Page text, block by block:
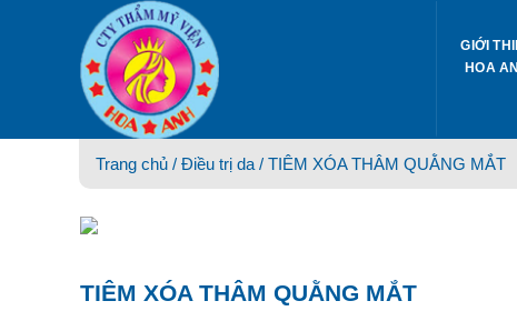
GIỚI
HOA
Trang chủ / Điều trị da/ TIÊM XÓA THÂM QUẰNG MẮT
TIÊM XÓA THÂM QUẰNG MẮT